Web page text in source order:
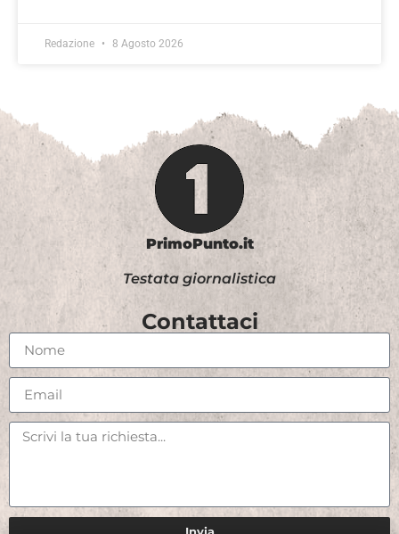
Redazione 8 Agosto 2026
PrimoPunto.it
Testata giornalistica
Contattaci